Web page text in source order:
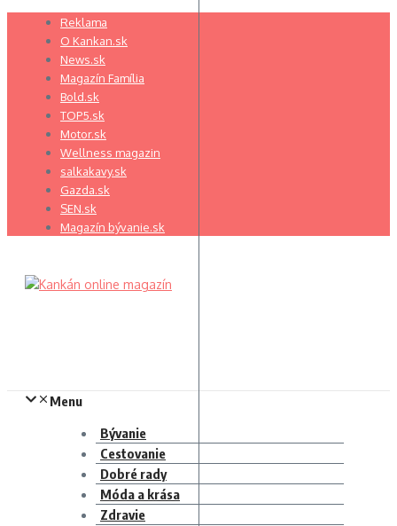
Preskočiť
Reklama
O Kankan.sk
News.sk
Magazín Família
Bold.sk
TOP5.sk
Motor.sk
Wellness magazin
salkakavy.sk
Gazda.sk
SEN.sk
Magazín bývanie.sk
Menu
Bývanie
Cestovanie
Dobré rady
Móda a krása
Zdravie